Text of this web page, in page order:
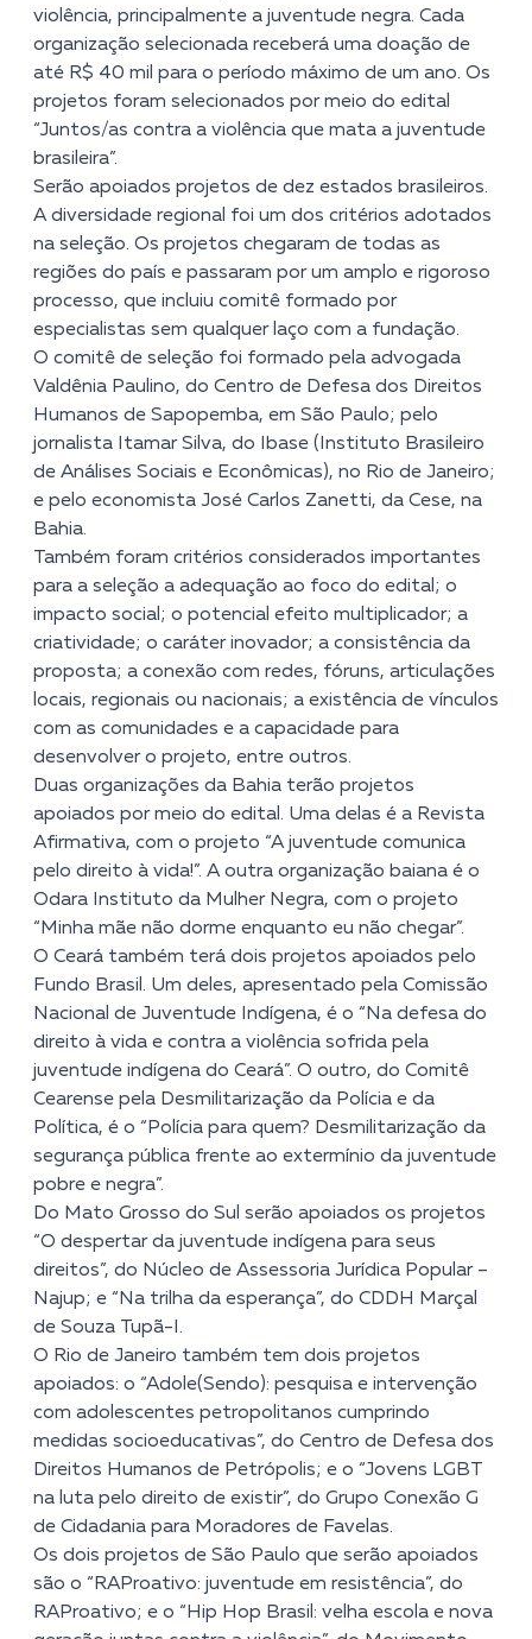
violência, principalmente a juventude negra. Cada
organização selecionada receberá uma doação de
até R$ 40 mil para o período máximo de um ano. Os
projetos foram selecionados por meio do edital
“Juntos/as contra a violência que mata a juventude
brasileira”.
Serão apoiados projetos de dez estados brasileiros.
A diversidade regional foi um dos critérios adotados
na seleção. Os projetos chegaram de todas as
regiões do país e passaram por um amplo e rigoroso
processo, que incluiu comitê formado por
especialistas sem qualquer laço com a fundação.
O comitê de seleção foi formado pela advogada
Valdênia Paulino, do Centro de Defesa dos Direitos
Humanos de Sapopemba, em São Paulo; pelo
jornalista Itamar Silva, do Ibase (Instituto Brasileiro
de Análises Sociais e Econômicas), no Rio de Janeiro;
e pelo economista José Carlos Zanetti, da Cese, na
Bahia.
Também foram critérios considerados importantes
para a seleção a adequação ao foco do edital; o
impacto social; o potencial efeito multiplicador; a
criatividade; o caráter inovador; a consistência da
proposta; a conexão com redes, fóruns, articulações
locais, regionais ou nacionais; a existência de vínculos
com as comunidades e a capacidade para
desenvolver o projeto, entre outros.
Duas organizações da Bahia terão projetos
apoiados por meio do edital. Uma delas é a Revista
Afirmativa, com o projeto “A juventude comunica
pelo direito à vida!”. A outra organização baiana é o
Odara Instituto da Mulher Negra, com o projeto
“Minha mãe não dorme enquanto eu não chegar”.
O Ceará também terá dois projetos apoiados pelo
Fundo Brasil. Um deles, apresentado pela Comissão
Nacional de Juventude Indígena, é o “Na defesa do
direito à vida e contra a violência sofrida pela
juventude indígena do Ceará”. O outro, do Comitê
Cearense pela Desmilitarização da Polícia e da
Política, é o “Polícia para quem? Desmilitarização da
segurança pública frente ao extermínio da juventude
pobre e negra”.
Do Mato Grosso do Sul serão apoiados os projetos
“O despertar da juventude indígena para seus
direitos”, do Núcleo de Assessoria Jurídica Popular –
Najup; e “Na trilha da esperança”, do CDDH Marçal
de Souza Tupã-I.
O Rio de Janeiro também tem dois projetos
apoiados: o “Adole(Sendo): pesquisa e intervenção
com adolescentes petropolitanos cumprindo
medidas socioeducativas”, do Centro de Defesa dos
Direitos Humanos de Petrópolis; e o “Jovens LGBT
na luta pelo direito de existir”, do Grupo Conexão G
de Cidadania para Moradores de Favelas.
Os dois projetos de São Paulo que serão apoiados
são o “RAProativo: juventude em resistência”, do
RAProativo; e o “Hip Hop Brasil: velha escola e nova